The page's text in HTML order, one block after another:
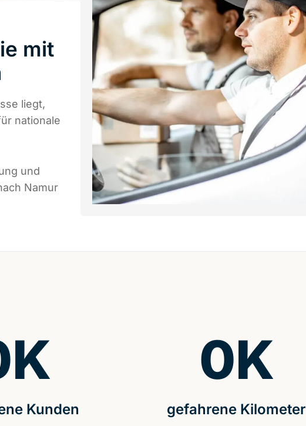
mit
liegt,
nationale
und
Namur
Kunden
K
gefahrene Kilometer
0K